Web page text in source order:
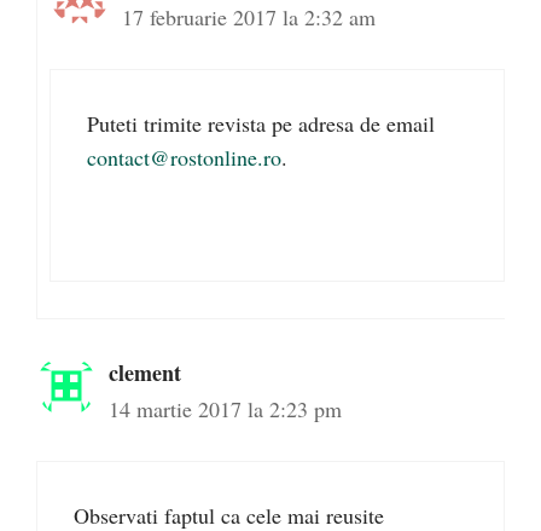
17 februarie 2017 la 2:32 am
Puteti trimite revista pe adresa de email
contact@rostonline.ro.
clement
14 martie 2017 la 2:23 pm
Observati faptul ca cele mai reusite